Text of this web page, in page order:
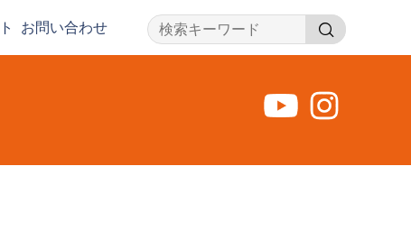
検
索
お問い合わせ